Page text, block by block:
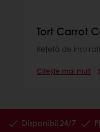
Tort Carrot
Rețetă de
Citește mai mult
Disponibil 24/7